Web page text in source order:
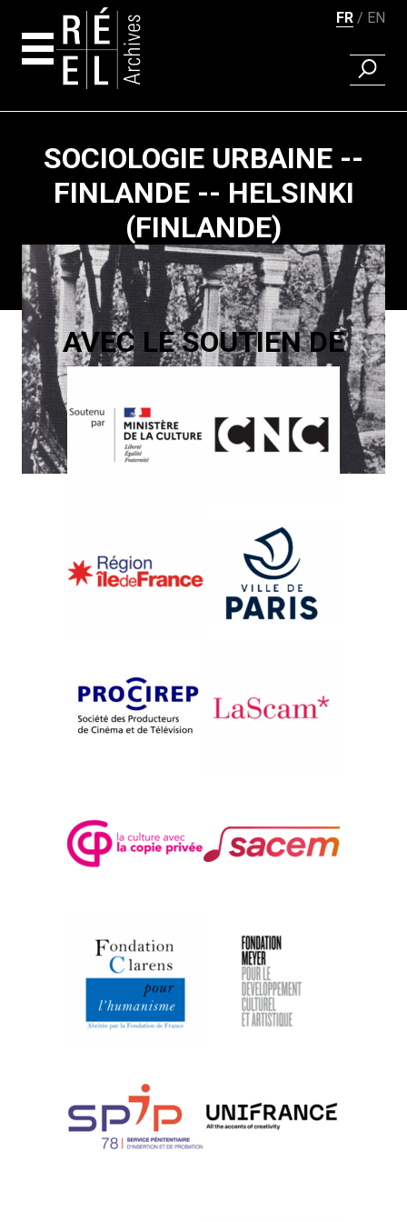
FR EN
SOCIOLOGIE URBAINE --
FINLANDE -- HELSINKI
(FINLANDE)
MUISTOJA SINEBRYCHOFFIN
PUISTOSTA
Lasse Naukkarinen
Pagination
AVEC LE SOUTIEN DE